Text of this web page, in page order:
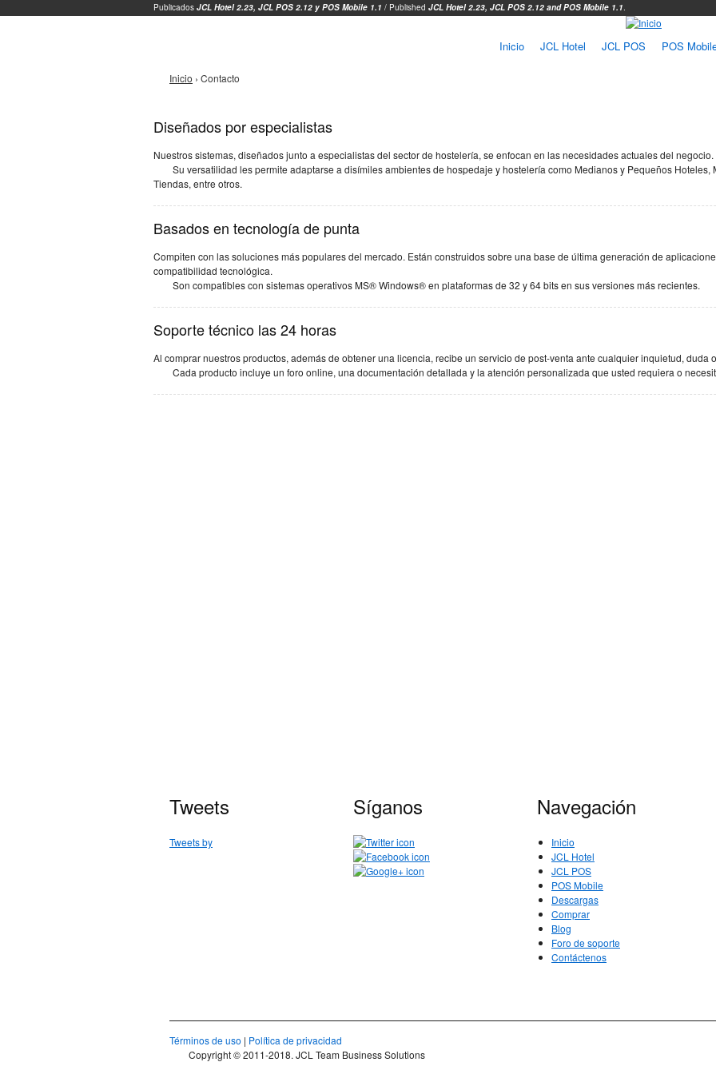
Publicados JCL Hotel 2.23, JCL POS 2.12 y POS Mobile 1.1 / Published JCL Hotel 2.23, JCL POS 2.12 andPOS Mobile 1.1.
Inicio JCL Hotel JCL POS POS
Se encuentra usted aquí
Inicio › Contacto
Diseñados por especialistas
Nuestros sistemas, diseñados junto a especialistas del sector de hostelería, se enfocan en las necesidades actuales del negocio.
Su versatilidad les permite adaptarse a disímiles ambientes de hospedaje y hostelería como Medianos y Pequeños
Tiendas, entre otros.
Basados en tecnología de punta
Compiten con las soluciones más populares del mercado. Están construidos sobre una base de última generación de
compatibilidad tecnológica.
Son compatibles con sistemas operativos MS® Windows® en plataformas de 32 y 64 bits en sus versiones más recientes.
Soporte técnico las 24 horas
Al comprar nuestros productos, además de obtener una licencia, recibe un servicio de post-venta ante cualquier inquietud, duda
Cada producto incluye un foro online, una documentación detallada y la atención personalizada que usted requiera o
Tweets
Tweets by
Síganos Navegación
Inicio
JCL Hotel
JCL POS
POS Mobile
Descargas
Comprar
Blog
Foro de soporte
Contáctenos
Términos de uso | Política de privacidad
Copyright © 2011-2018. JCL Team Business Solutions